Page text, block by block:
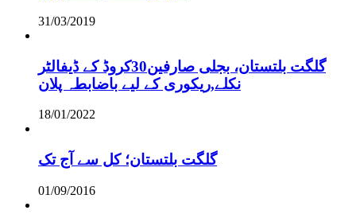
31/03/2019
گلگت بلتستان، بجلی صارفین30کروڈ کے ڈیفالٹر
نکلے,ریکوری کے لیے باضابطہ پلان
18/01/2022
گلگت بلتستان؛ کل سے آج تک
01/09/2016